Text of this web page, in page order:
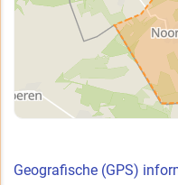
Geografische (GPS)